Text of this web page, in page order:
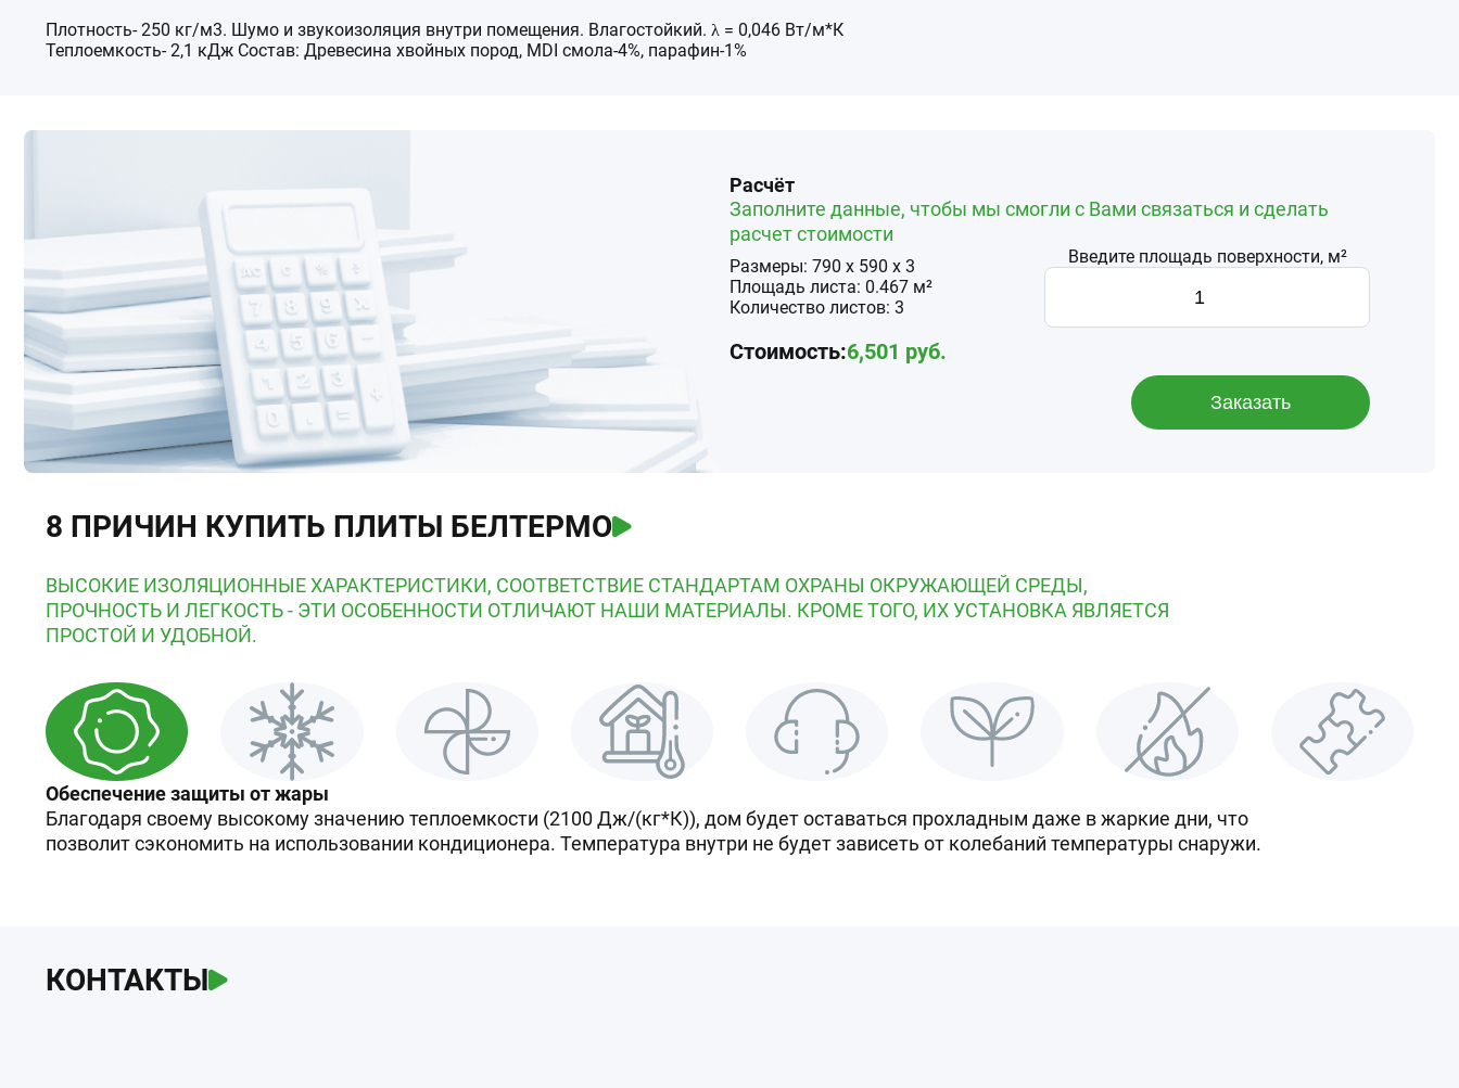
Плотность- 250 кг/м3. Шумо и звукоизоляция внутри помещения. Влагостойкий. λ = 0,046 Вт/м*К
Теплоемкость- 2,1 кДж Состав: Древесина хвойных пород, MDI смола-4%, парафин-1%
Расчёт
Заполните данные, чтобы мы смогли с Вами связаться и сделать
расчет стоимости
Размеры: 790 x 590 x 3
Площадь листа: 0.467 м²
Количество листов: 3
Введите площадь поверхности, м²
Стоимость:6,501 руб.
Заказать
8 ПРИЧИН КУПИТЬ ПЛИТЫ БЕЛТЕРМО
ВЫСОКИЕ ИЗОЛЯЦИОННЫЕ ХАРАКТЕРИСТИКИ, СООТВЕТСТВИЕ СТАНДАРТАМ ОХРАНЫ ОКРУЖАЮЩЕЙ СРЕДЫ,
ПРОЧНОСТЬ И ЛЕГКОСТЬ - ЭТИ ОСОБЕННОСТИ ОТЛИЧАЮТ НАШИ МАТЕРИАЛЫ. КРОМЕ ТОГО, ИХ УСТАНОВКА ЯВЛЯЕТСЯ
ПРОСТОЙ И УДОБНОЙ.
Обеспечение защиты от жары
Благодаря своему высокому значению теплоемкости (2100 Дж/(кг*К)), дом будет оставаться прохладным даже в жаркие дни, что
позволит сэкономить на использовании кондиционера. Температура внутри не будет зависеть от колебаний температуры снаружи.
КОНТАКТЫ